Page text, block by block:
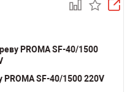
SF-40/1500 220V